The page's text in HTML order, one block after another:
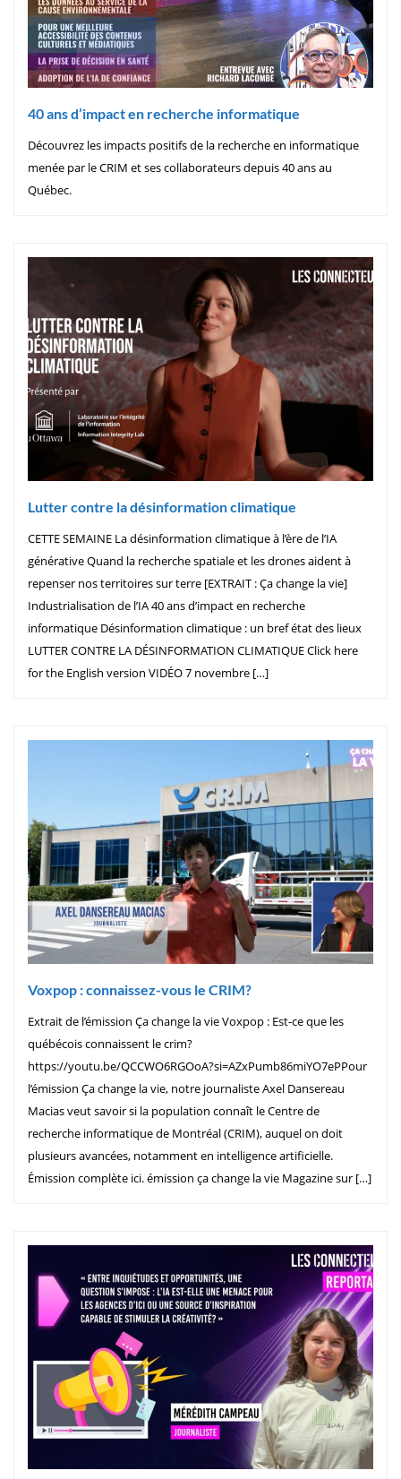
40 ans d’impact en recherche informatique
Découvrez les impacts positifs de la recherche en informatique
menée par le CRIM et ses collaborateurs depuis 40 ans au
Québec.
Lutter contre la désinformation climatique
CETTE SEMAINE La désinformation climatique à l’ère de l’IA
générative Quand la recherche spatiale et les drones aident à
repenser nos territoires sur terre [EXTRAIT : Ça change la vie]
Industrialisation de l’IA 40 ans d’impact en recherche
informatique Désinformation climatique : un bref état des lieux
LUTTER CONTRE LA DÉSINFORMATION CLIMATIQUE Click here
for the English version VIDÉO 7 novembre […]
Voxpop : connaissez-vous le CRIM?
Extrait de l’émission Ça change la vie Voxpop : Est-ce que les
québécois connaissent le crim?
https://youtu.be/QCCWO6RGOoA?si=AZxPumb86miYO7ePPour
l’émission Ça change la vie, notre journaliste Axel Dansereau
Macias veut savoir si la population connaît le Centre de
recherche informatique de Montréal (CRIM), auquel on doit
plusieurs avancées, notamment en intelligence artificielle.
Émission complète ici. émission ça change la vie Magazine sur […]